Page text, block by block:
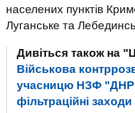
населених пунктів
Луганське та
Дивіться також на
Військова
учасницю НЗФ
фільтраційні